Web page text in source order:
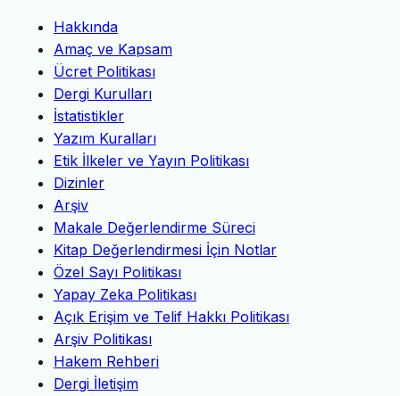
Hakkında
Amaç ve Kapsam
Ücret Politikası
Dergi Kurulları
İstatistikler
Yazım Kuralları
Etik İlkeler ve Yayın Politikası
Dizinler
Arşiv
Makale Değerlendirme Süreci
Kitap Değerlendirmesi İçin Notlar
Özel Sayı Politikası
Yapay Zeka Politikası
Açık Erişim ve Telif Hakkı Politikası
Arşiv Politikası
Hakem Rehberi
Dergi İletişim